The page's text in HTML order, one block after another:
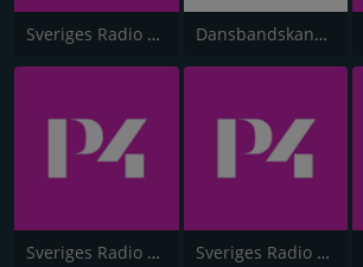
Sveriges Radio P4 Stockholm Dansbandskanalen
Sveriges Radio P4 Gävleborg Sveriges Radio P4 Dalarna